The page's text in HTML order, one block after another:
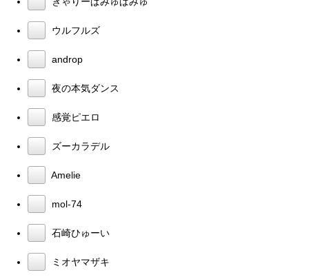
ウルフルズ
androp
夜の本気ダンス
感覚ピエロ
ズーカラデル
Amelie
mol-74
石崎ひゅーい
ミオヤマザキ